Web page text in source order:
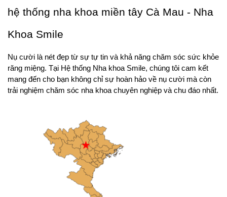
hệ thống nha khoa miền tây Cà Mau - Nha
Khoa Smile
Nụ cười là nét đẹp từ sự tự tin và khả năng chăm sóc sức khỏe
răng miệng. Tại Hệ thống Nha khoa Smile, chúng tôi cam kết
mang đến cho bạn không chỉ sự hoàn hảo về nụ cười mà còn
trải nghiệm chăm sóc nha khoa chuyên nghiệp và chu đáo nhất.